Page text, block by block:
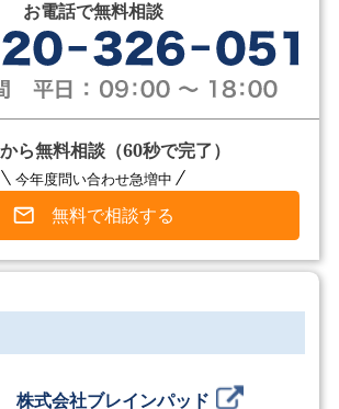
お電話で無料相談
ら無料相談（60秒で完了）
今年度問い合わせ急増中
無料で相談する
株式会社ブレインパッド